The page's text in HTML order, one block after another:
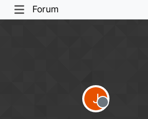
Forum
J
Offline